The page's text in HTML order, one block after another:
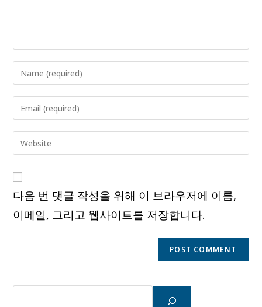
Enter
your
name
to
comment
Enter
your
email
address
comment
Enter
your
URL
(optional)
다음 번 댓글 작성을 위해 이 브라우저에 이름,
이메일, 그리고 웹사이트를 저장합니다.